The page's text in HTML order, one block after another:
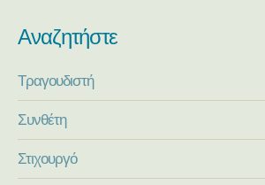
Αναζητήστε
Τραγουδιστή
Συνθέτη
Στιχουργό